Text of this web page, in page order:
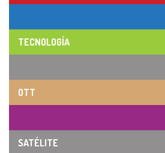
TECNOLOGÍA
OTT
SATÉLITE